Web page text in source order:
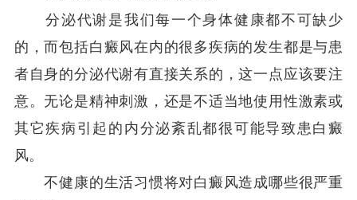
分泌代谢是我们每一个身体健康都不可缺少
的，而包括白癜风在内的很多疾病的发生都是与患
者自身的分泌代谢有直接关系的，这一点应该要注
意。无论是精神刺激，还是不适当地使用性激素或
其它疾病引起的内分泌紊乱都很可能导致患白癜
风。
不健康的生活习惯将对白癜风造成哪些很严重